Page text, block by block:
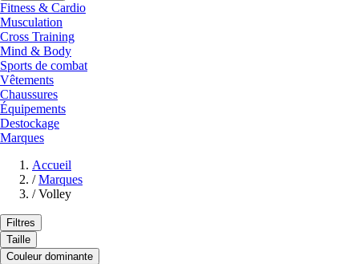
Fitness & Cardio
Musculation
Cross Training
Mind & Body
Sports de combat
Vêtements
Chaussures
Équipements
Destockage
Marques
Accueil
/ Marques
/ Volley
Filtres
Taille
Couleur dominante